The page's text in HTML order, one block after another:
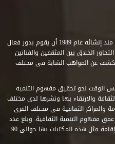
استطاع صندوق التنمية الثقافية على مدى خمسة وثلاثون عاماً منذ إنشائه عام 1989 أن يقوم بدور فعال
الخلاق بين المثقفين والفنانين
عن المواهب الشابة فى مختلف
الوقت نحو تحقيق مفهوم التنمية
والارتقاء بها ونشرها لدى مختلف
والمراكز الثقافية فى مختلف القرى
مفهوم التنمية الثقافية. وبلغ عدد
المكتبات التى أنشأها الصندوق فى أماكن لم يكن من المتصور إقامة مثل هذه المكتبات بها حوالى 90